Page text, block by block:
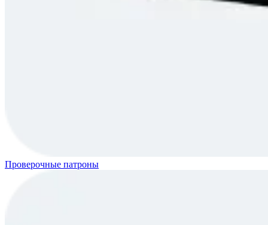
Проверочные патроны